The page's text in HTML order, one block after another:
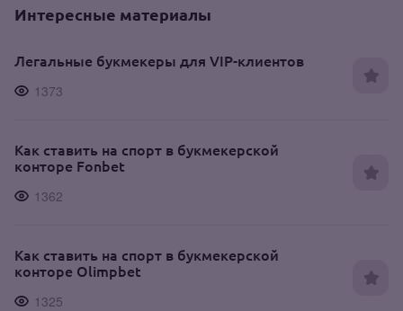
Интересные материалы
Легальные букмекеры для VIP-клиентов
1373
Как ставить на спорт в букмекерской
конторе Fonbet
1362
Как ставить на спорт в букмекерской
конторе Olimpbet
1325